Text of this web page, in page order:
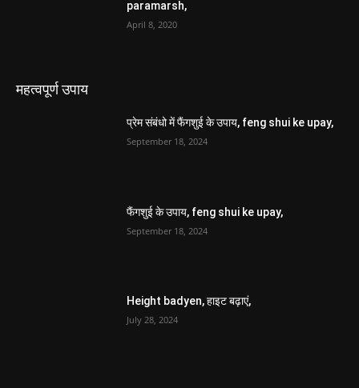
paramarsh,
April 8, 2020
महत्वपूर्ण उपाय
प्रेम संबंधो में फैंगशुई के उपाय, feng shui ke upay,
September 18, 2024
फैंगशुई के उपाय, feng shui ke upay,
September 18, 2024
Height badyen, हाइट बढ़ाएं,
July 28, 2024